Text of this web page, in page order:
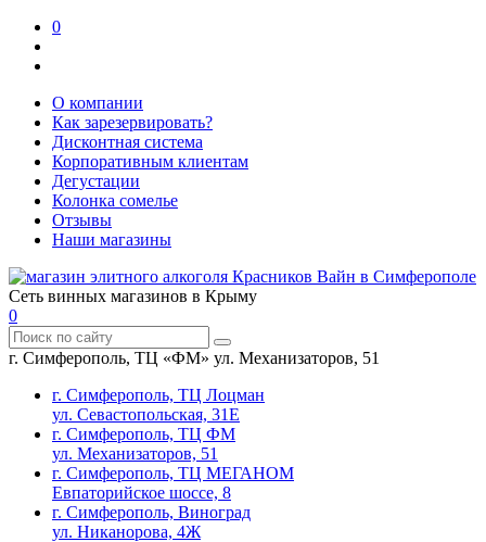
0
О компании
Как зарезервировать?
Дисконтная система
Корпоративным клиентам
Дегустации
Колонка сомелье
Отзывы
Наши магазины
Сеть винных магазинов в Крыму
0
г. Симферополь, ТЦ «ФМ» ул. Механизаторов, 51
г. Симферополь, ТЦ Лоцман
ул. Севастопольская, 31Е
г. Симферополь, ТЦ ФМ
ул. Механизаторов, 51
г. Симферополь, ТЦ МЕГАНОМ
Евпаторийское шоссе, 8
г. Симферополь, Виноград
ул. Никанорова, 4Ж